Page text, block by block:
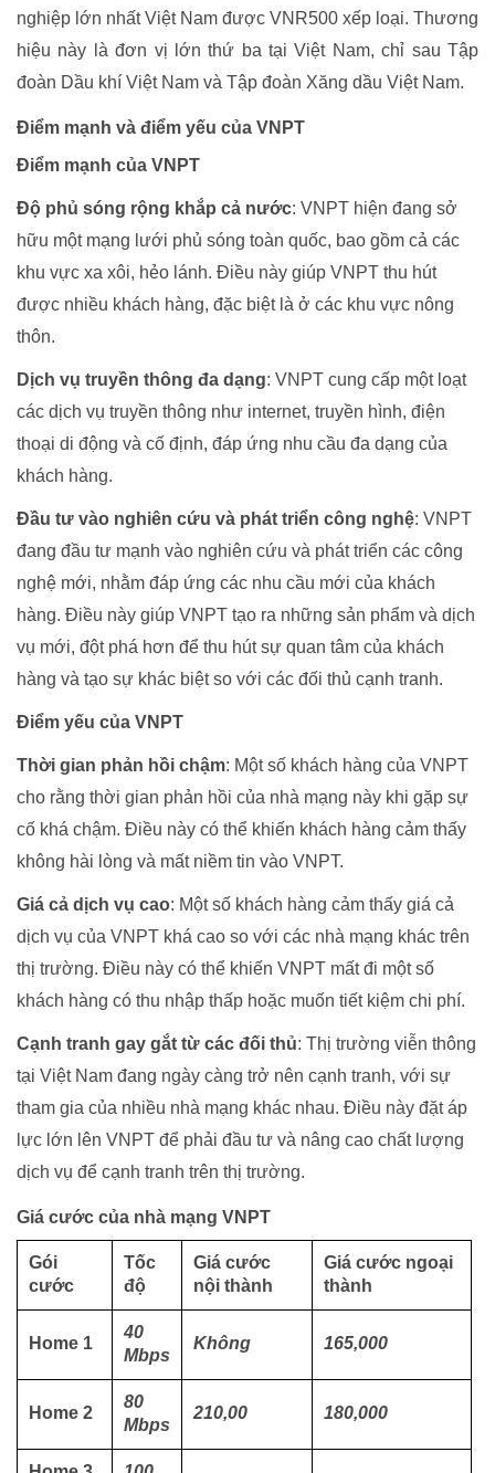
nghiệp lớn nhất Việt Nam được VNR500 xếp loại. Thương
hiệu này là đơn vị lớn thứ ba tại Việt Nam, chỉ sau Tập
đoàn Dầu khí Việt Nam và Tập đoàn Xăng dầu Việt Nam.
Điểm mạnh và điểm yếu của VNPT
Điểm mạnh của VNPT
Độ phủ sóng rộng khắp cả nước: VNPT hiện đang sở
hữu một mạng lưới phủ sóng toàn quốc, bao gồm cả các
khu vực xa xôi, hẻo lánh. Điều này giúp VNPT thu hút
được nhiều khách hàng, đặc biệt là ở các khu vực nông
thôn.
Dịch vụ truyền thông đa dạng: VNPT cung cấp một loạt
các dịch vụ truyền thông như internet, truyền hình, điện
thoại di động và cố định, đáp ứng nhu cầu đa dạng của
khách hàng.
Đầu tư vào nghiên cứu và phát triển công nghệ: VNPT
đang đầu tư mạnh vào nghiên cứu và phát triển các công
nghệ mới, nhằm đáp ứng các nhu cầu mới của khách
hàng. Điều này giúp VNPT tạo ra những sản phẩm và dịch
vụ mới, đột phá hơn để thu hút sự quan tâm của khách
hàng và tạo sự khác biệt so với các đối thủ cạnh tranh.
Điểm yếu của VNPT
Thời gian phản hồi chậm: Một số khách hàng của VNPT
cho rằng thời gian phản hồi của nhà mạng này khi gặp sự
cố khá chậm. Điều này có thể khiến khách hàng cảm thấy
không hài lòng và mất niềm tin vào VNPT.
Giá cả dịch vụ cao: Một số khách hàng cảm thấy giá cả
dịch vụ của VNPT khá cao so với các nhà mạng khác trên
thị trường. Điều này có thể khiến VNPT mất đi một số
khách hàng có thu nhập thấp hoặc muốn tiết kiệm chi phí.
Cạnh tranh gay gắt từ các đối thủ: Thị trường viễn thông
tại Việt Nam đang ngày càng trở nên cạnh tranh, với sự
tham gia của nhiều nhà mạng khác nhau. Điều này đặt áp
lực lớn lên VNPT để phải đầu tư và nâng cao chất lượng
dịch vụ để cạnh tranh trên thị trường.
Giá cước của nhà mạng VNPT
Gói
cước
Tốc
độ
Giá cước
nội thành
Giá cước ngoại
thành
Home 1
40
Mbps
Không 165,000
Home 2
80
Mbps
210,00 180,000